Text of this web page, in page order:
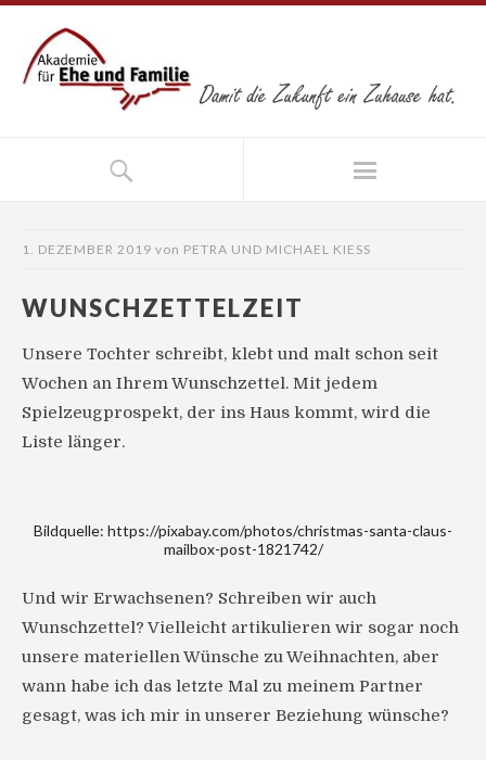
1. DEZEMBER 2019 von PETRA UND MICHAEL KIESS
WUNSCHZETTELZEIT
Unsere Tochter schreibt, klebt und malt schon seit
Wochen an Ihrem Wunschzettel. Mit jedem
Spielzeugprospekt, der ins Haus kommt, wird die
Liste länger.
Bildquelle: https://pixabay.com/photos/christmas-santa-claus-
mailbox-post-1821742/
Und wir Erwachsenen? Schreiben wir auch
Wunschzettel? Vielleicht artikulieren wir sogar noch
unsere materiellen Wünsche zu Weihnachten, aber
wann habe ich das letzte Mal zu meinem Partner
gesagt, was ich mir in unserer Beziehung wünsche?